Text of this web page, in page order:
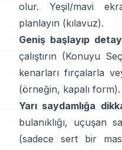
olur. Yeşil/mavi
planlayın (kılavuz).
Geniş başlayıp
çalıştırın (Konuyu
kenarları fırçalarla
(örneğin, kapalı form).
Yarı saydamlığa
bulanıklığı, uçuşan
(sadece sert bir